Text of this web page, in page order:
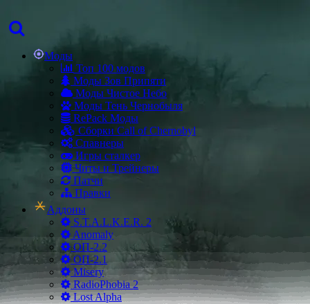
Моды
Топ 100 модов
Моды Зов Припяти
Моды Чистое Небо
Моды Тень Чернобыля
RePack Моды
Сборки Call of Chernobyl
Спавнеры
Игры сталкер
Читы и Трейнеры
Патчи
Правки
Аддоны
S.T.A.L.K.E.R. 2
Anomaly
ОП-2.2
ОП-2.1
Misery
RadioPhobia 2
Lost Alpha